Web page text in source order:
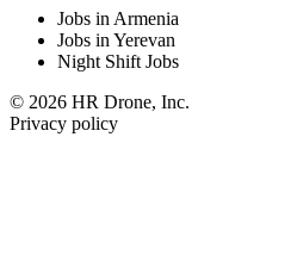
Jobs in Armenia
Jobs in Yerevan
Night Shift Jobs
© 2026 HR Drone, Inc.
Privacy policy